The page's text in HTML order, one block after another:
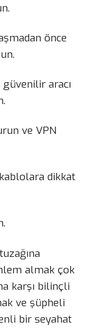
önce
aracı
ve VPN
dikkat
almak çok
karşı bilinçli
ve şüpheli
bir seyahat